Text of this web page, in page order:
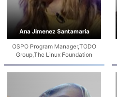
Ana Jimenez Santamaria
OSPO Program Manager,TODO
Group,The Linux Foundation